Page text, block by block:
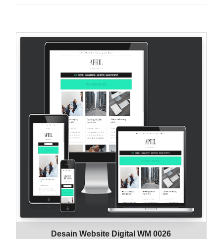
Desain Website Digital WM 0026